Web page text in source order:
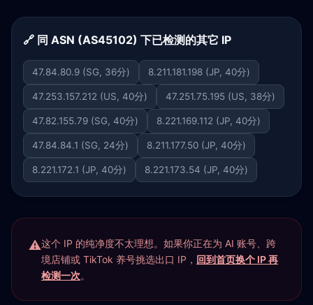
🔗 同 ASN (AS45102) 下已检测的其它 IP
47.84.80.9 (SG, 36分) 8.211.181.198 (JP, 40分)
47.253.157.212 (US, 40分) 47.251.75.195 (US, 38分)
47.82.155.79 (SG, 40分) 8.221.169.112 (JP, 40分)
47.84.84.1 (SG, 24分) 8.211.177.50 (JP, 40分)
8.221.172.1 (JP, 40分) 8.221.173.54 (JP, 40分)
这个 IP 的纯净度不太理想。如果你正在为 AI 账号、跨
境店铺或 TikTok 养号挑选出口 IP， 回到首页换个 IP 再
检测一次。